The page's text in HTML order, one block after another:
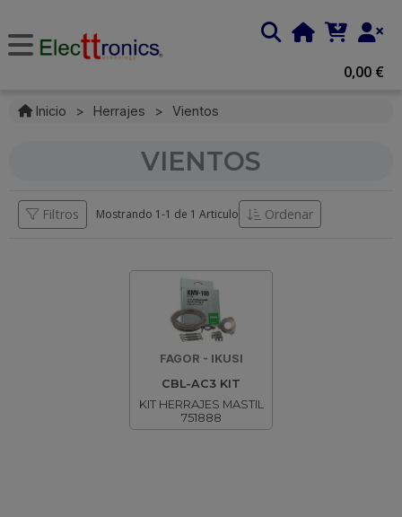
0,00 €
Inicio > Herrajes > Vientos
VIENTOS
Filtros Mostrando 1-1 de 1 Articulo Ordenar
FAGOR - IKUSI
CBL-AC3 KIT
KIT HERRAJES MASTIL
751888